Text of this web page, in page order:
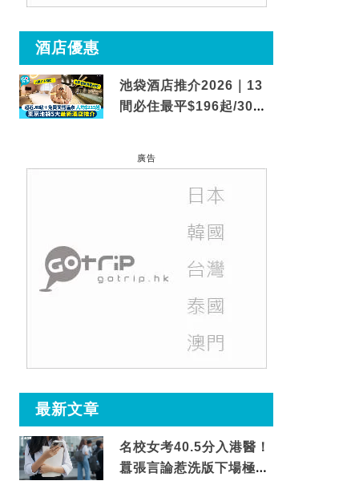
酒店優惠
池袋酒店推介2026｜13
間必住最平$196起/30秒
廣告
最新文章
名校女考40.5分入港醫！
囂張言論惹洗版下場極震